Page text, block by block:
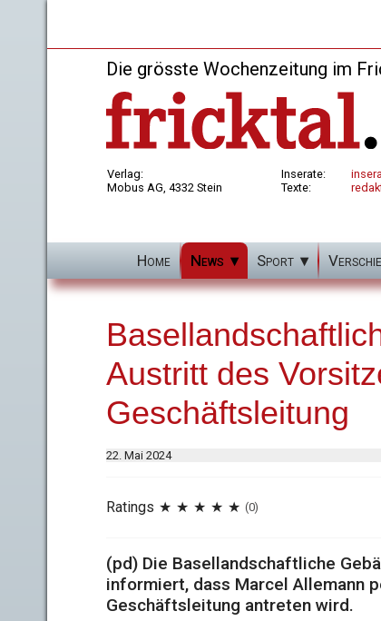
Die grösste Wochenzeitung im
Verlag:
Mobus AG, 4332 Stein
Inserate:
Texte:
Home News Sport
Austritt des
Geschäftsleitung
22. Mai 2024
Ratings (0)
(pd) Die Basellandschaftliche
informiert, dass Marcel Allemann
Geschäftsleitung antreten wird.